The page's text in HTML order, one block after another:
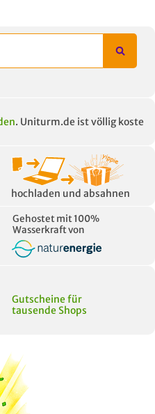
. Uniturm.de ist völlig koste
hochladen und absahnen
Gehostet mit 100%
Wasserkraft von
Gutscheine für
tausende Shops